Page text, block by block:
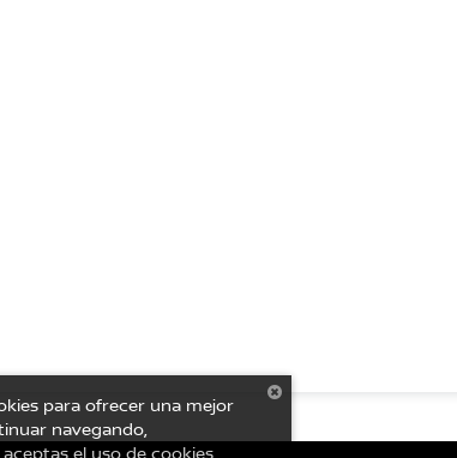
para ofrecer una mejor
navegando,
el uso de cookies.